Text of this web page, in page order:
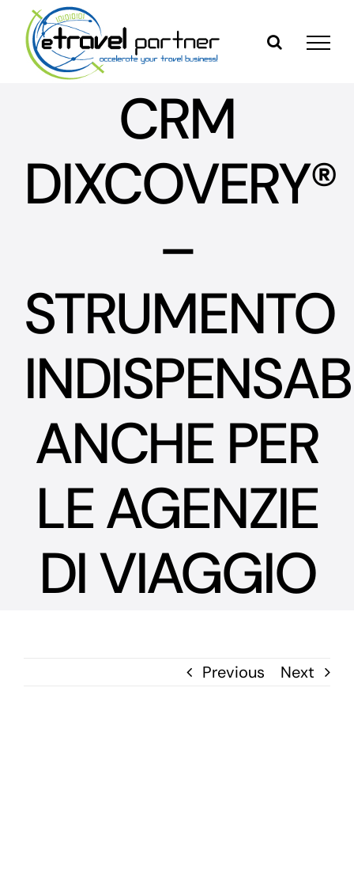
content
CRM
DIXCOVERY®
–
STRUMENTO
ANCHE PER
LE AGENZIE
DI VIAGGIO
Previous Next